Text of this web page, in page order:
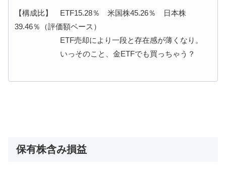
【構成比】 ETF15.28％ 米国株45.26％ 日本株
39.46％（評価額ベース）
ETF売却により一段と存在感が薄くなり。
いっそのこと、金ETFでも買っちゃう？
保有株含み損益